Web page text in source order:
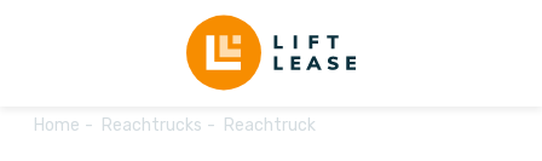
Home Reachtrucks Reachtruck